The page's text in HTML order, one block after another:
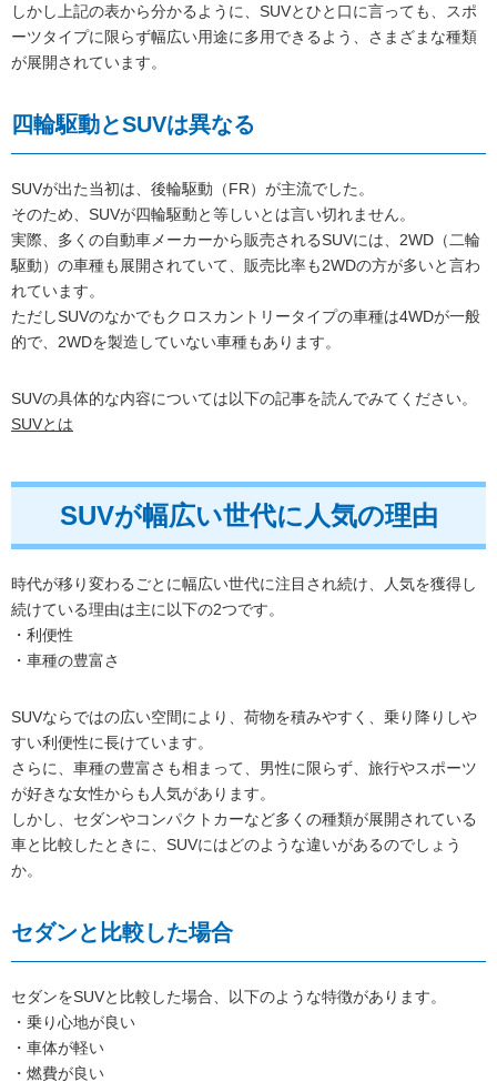
しかし上記の表から分かるように、SUVとひと口に言っても、スポ
ーツタイプに限らず幅広い用途に多用できるよう、さまざまな種類
が展開されています。
四輪駆動とSUVは異なる
SUVが出た当初は、後輪駆動（FR）が主流でした。
そのため、SUVが四輪駆動と等しいとは言い切れません。
実際、多くの自動車メーカーから販売されるSUVには、2WD（二輪
駆動）の車種も展開されていて、販売比率も2WDの方が多いと言わ
れています。
ただしSUVのなかでもクロスカントリータイプの車種は4WDが一般
的で、2WDを製造していない車種もあります。
SUVの具体的な内容については以下の記事を読んでみてください。
SUVとは
SUVが幅広い世代に人気の理由
時代が移り変わるごとに幅広い世代に注目され続け、人気を獲得し
続けている理由は主に以下の2つです。
・利便性
・車種の豊富さ
SUVならではの広い空間により、荷物を積みやすく、乗り降りしや
すい利便性に長けています。
さらに、車種の豊富さも相まって、男性に限らず、旅行やスポーツ
が好きな女性からも人気があります。
しかし、セダンやコンパクトカーなど多くの種類が展開されている
車と比較したときに、SUVにはどのような違いがあるのでしょう
か。
セダンと比較した場合
セダンをSUVと比較した場合、以下のような特徴があります。
・乗り心地が良い
・車体が軽い
・燃費が良い